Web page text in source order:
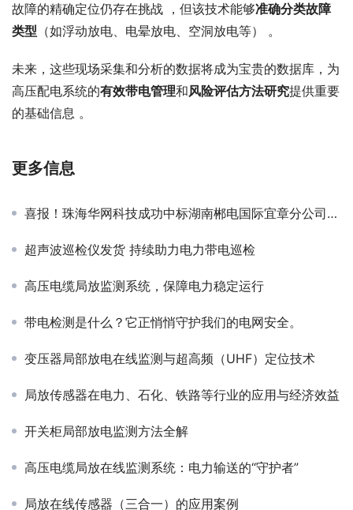
故障的精确定位仍存在挑战 ，但该技术能够准确分类故障
类型 （如浮动放电、电晕放电、空洞放电等） 。
未来，这些现场采集和分析的数据将成为宝贵的数据库，为
高压配电系统的有效带电管理和风险评估方法研究提供重要
的基础信息 。
更多信息
喜报！珠海华网科技成功中标湖南郴电国际宜章分公司技改项目！
超声波巡检仪发货 持续助力电力带电巡检
高压电缆局放监测系统，保障电力稳定运行
带电检测是什么？它正悄悄守护我们的电网安全。
变压器局部放电在线监测与超高频（UHF）定位技术
局放传感器在电力、石化、铁路等行业的应用与经济效益
开关柜局部放电监测方法全解
高压电缆局放在线监测系统：电力输送的“守护者”
局放在线传感器（三合一）的应用案例